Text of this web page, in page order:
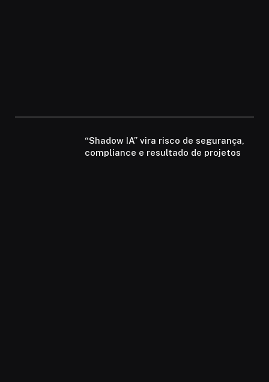
“Shadow IA” vira risco de segurança,
compliance e resultado de projetos